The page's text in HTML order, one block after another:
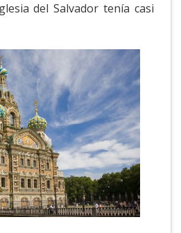
del Salvador tenía casi